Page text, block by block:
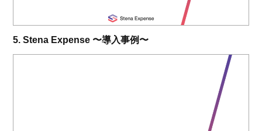
5. Stena Expense 〜導入事例〜